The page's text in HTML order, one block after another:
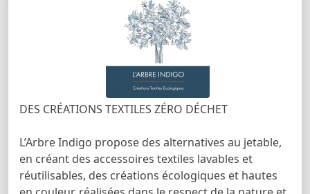
DES CRÉATIONS TEXTILES ZÉRO DÉCHET
L’Arbre Indigo propose des alternatives au jetable,
en créant des accessoires textiles lavables et
réutilisables, des créations écologiques et hautes